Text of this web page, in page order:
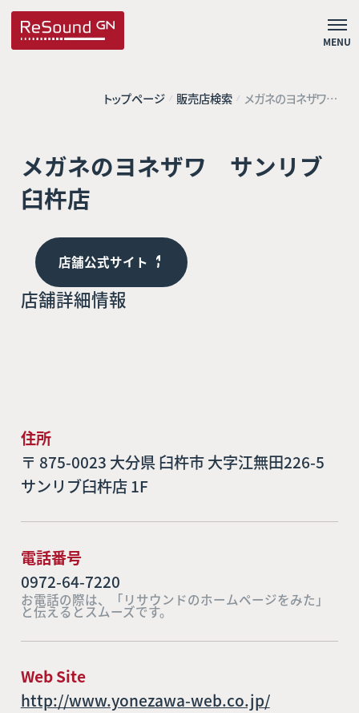
MENU
トップページ 販売店検索 メガネのヨネザワ
サンリブ臼杵店
メガネのヨネザワ サンリブ
臼杵店
店舗公式サイト
店舗詳細情報
住所
〒 875-0023 大分県 臼杵市 大字江無田226-5
サンリブ臼杵店 1F
電話番号
0972-64-7220
お電話の際は、「リサウンドのホームページをみた」
と伝えるとスムーズです。
Web Site
http://www.yonezawa-web.co.jp/